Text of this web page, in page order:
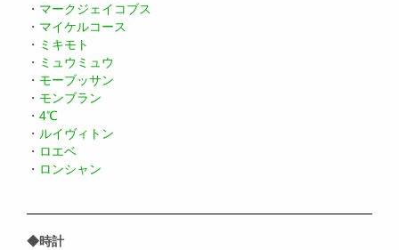
・ マークジェイコブス
・ マイケルコース
・ ミキモト
・ ミュウミュウ
・ モーブッサン
・ モンブラン
・ 4℃
・ ルイヴィトン
・ ロエベ
・ ロンシャン
◆時計